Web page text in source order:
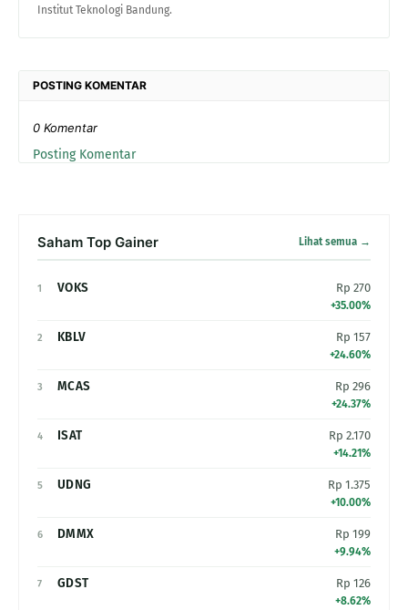
Institut Teknologi Bandung.
POSTING KOMENTAR
0 Komentar
Posting Komentar
Saham Top Gainer Lihat semua →
1 VOKS Rp 270
+35.00%
2 KBLV Rp 157
+24.60%
3 MCAS Rp 296
+24.37%
4 ISAT Rp 2.170
+14.21%
5 UDNG Rp 1.375
+10.00%
6 DMMX Rp 199
+9.94%
7 GDST Rp 126
+8.62%